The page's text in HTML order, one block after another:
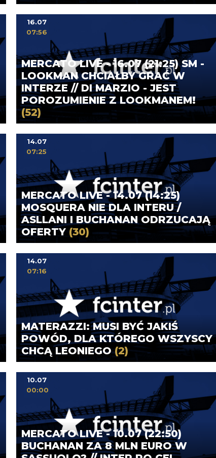
MERCATO LIVE - 16.07 (21:25) SM -
LOOKMAN CHCIAŁBY GRAĆ W
INTERZE // DI MARZIO - JEST
POROZUMIENIE Z LOOKMANEM!
(52)
16.07
07:56
MERCATO LIVE - 14.07 (14:25)
MOSQUERA NIE DLA INTERU /
ASLLANI I BUCHANAN ODRZUCAJĄ
OFERTY (30)
14.07
07:25
MATERAZZI: MUSI BYĆ JAKIŚ
POWÓD, DLA KTÓREGO WSZYSCY
CHCĄ LEONIEGO(2)
14.07
07:16
MERCATO LIVE - 10.07 (22:50)
BUCHANAN ZA 8 MLN EURO W
10.07
00:00